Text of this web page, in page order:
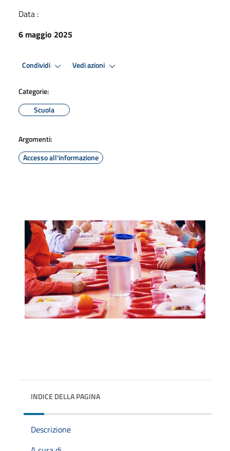
Data :
6 maggio 2025
Condividi Vedi azioni
Categorie:
Scuola
Argomenti:
Accesso all'informazione
INDICE DELLA PAGINA
Descrizione